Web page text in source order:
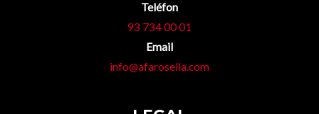
Teléfon
93 734 00 01
Email
info@afarosella.com